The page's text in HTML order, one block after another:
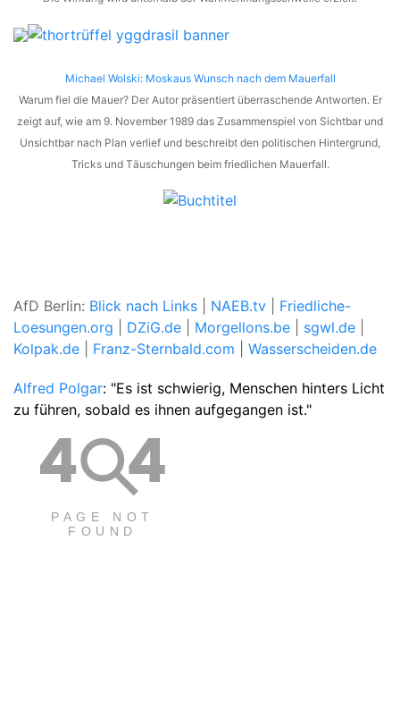
Michael Wolski: Moskaus Wunsch nach dem Mauerfall
Warum fiel die Mauer? Der Autor präsentiert überraschende Antworten. Er
zeigt auf, wie am 9. November 1989 das Zusammenspiel von Sichtbar und
Unsichtbar nach Plan verlief und beschreibt den politischen Hintergrund,
Tricks und Täuschungen beim friedlichen Mauerfall.
AfD Berlin: Blick nach Links NAEB.tv
Friedliche-
Loesungen.org
DZiG.de Morgellons.be sgwl.de
Kolpak.de
Franz-Sternbald.com Wasserscheiden.de
Alfred Polgar: "Es ist schwierig, Menschen hinters Licht
zu führen, sobald es ihnen aufgegangen ist."